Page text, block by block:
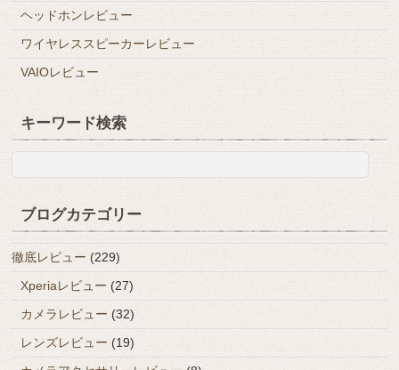
ヘッドホンレビュー
ワイヤレススピーカーレビュー
VAIOレビュー
キーワード検索
ブログカテゴリー
徹底レビュー (229)
Xperiaレビュー (27)
カメラレビュー (32)
レンズレビュー (19)